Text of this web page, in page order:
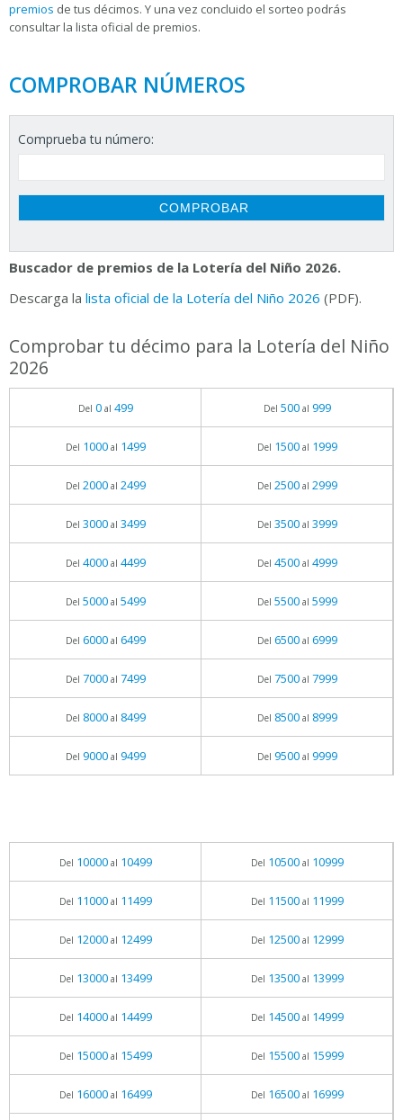
premios de tus décimos. Y una vez concluido el sorteo podrás
consultar la lista oficial de premios.
COMPROBAR NÚMEROS
Comprueba tu número:
Buscador de premios de la Lotería del Niño 2026.
Descarga la lista oficial de la Lotería del Niño 2026 (PDF).
Comprobar tu décimo para la Lotería del Niño
2026
Del 0al 499 Del 500al 999
Del 1000al 1499 Del 1500al 1999
Del 2000al 2499 Del 2500al 2999
Del 3000al 3499 Del 3500al 3999
Del 4000al 4499 Del 4500al 4999
Del 5000al 5499 Del 5500al 5999
Del 6000al 6499 Del 6500al 6999
Del 7000al 7499 Del 7500al 7999
Del 8000al 8499 Del 8500al 8999
Del 9000al 9499 Del 9500al 9999
Del 10000al 10499 Del 10500al 10999
Del 11000al 11499 Del 11500al 11999
Del 12000al 12499 Del 12500al 12999
Del 13000al 13499 Del 13500al 13999
Del 14000al 14499 Del 14500al 14999
Del 15000al 15499 Del 15500al 15999
Del 16000al 16499 Del 16500al 16999